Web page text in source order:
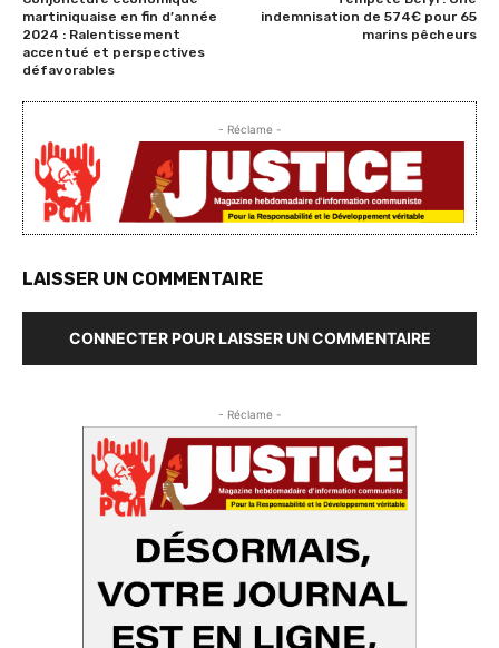
martiniquaise en fin d’année
2024 : Ralentissement
accentué et perspectives
défavorables
indemnisation de 574€ pour 65
marins pêcheurs
- Réclame -
LAISSER UN COMMENTAIRE
CONNECTER POUR LAISSER UN COMMENTAIRE
- Réclame -